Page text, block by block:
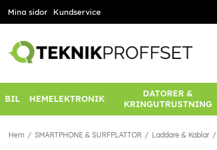
Mina sidor Kundservice
BIL HEMELEKTRONIK
DATORER &
KRINGUTRUSTNING
Hem SMARTPHONE & SURFPLATTOR Laddare & Kablar